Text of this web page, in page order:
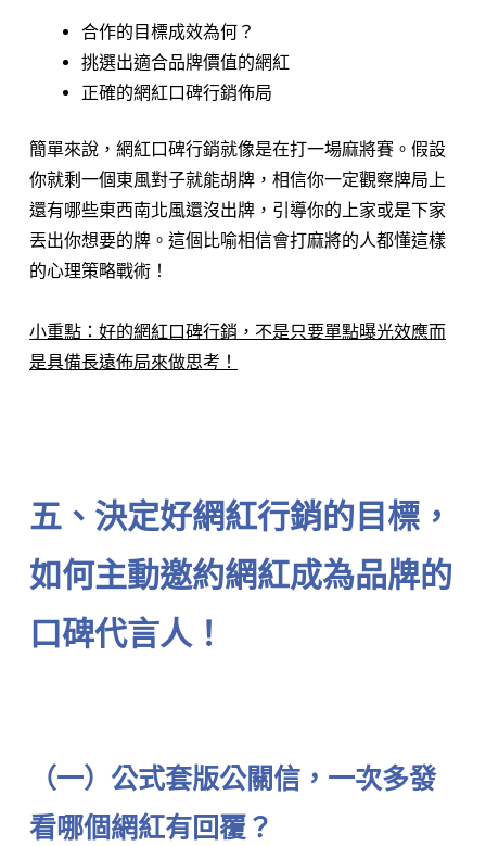
合作的目標成效為何？
挑選出適合品牌價值的網紅
正確的網紅口碑行銷佈局
簡單來說，網紅口碑行銷就像是在打一場麻將賽。假設
你就剩一個東風對子就能胡牌，相信你一定觀察牌局上
還有哪些東西南北風還沒出牌，引導你的上家或是下家
丟出你想要的牌。這個比喻相信會打麻將的人都懂這樣
的心理策略戰術！
小重點：好的網紅口碑行銷，不是只要單點曝光效應而
是具備長遠佈局來做思考！
五、決定好網紅行銷的目標，
如何主動邀約網紅成為品牌的
口碑代言人！
（一）公式套版公關信，一次多發
看哪個網紅有回覆？